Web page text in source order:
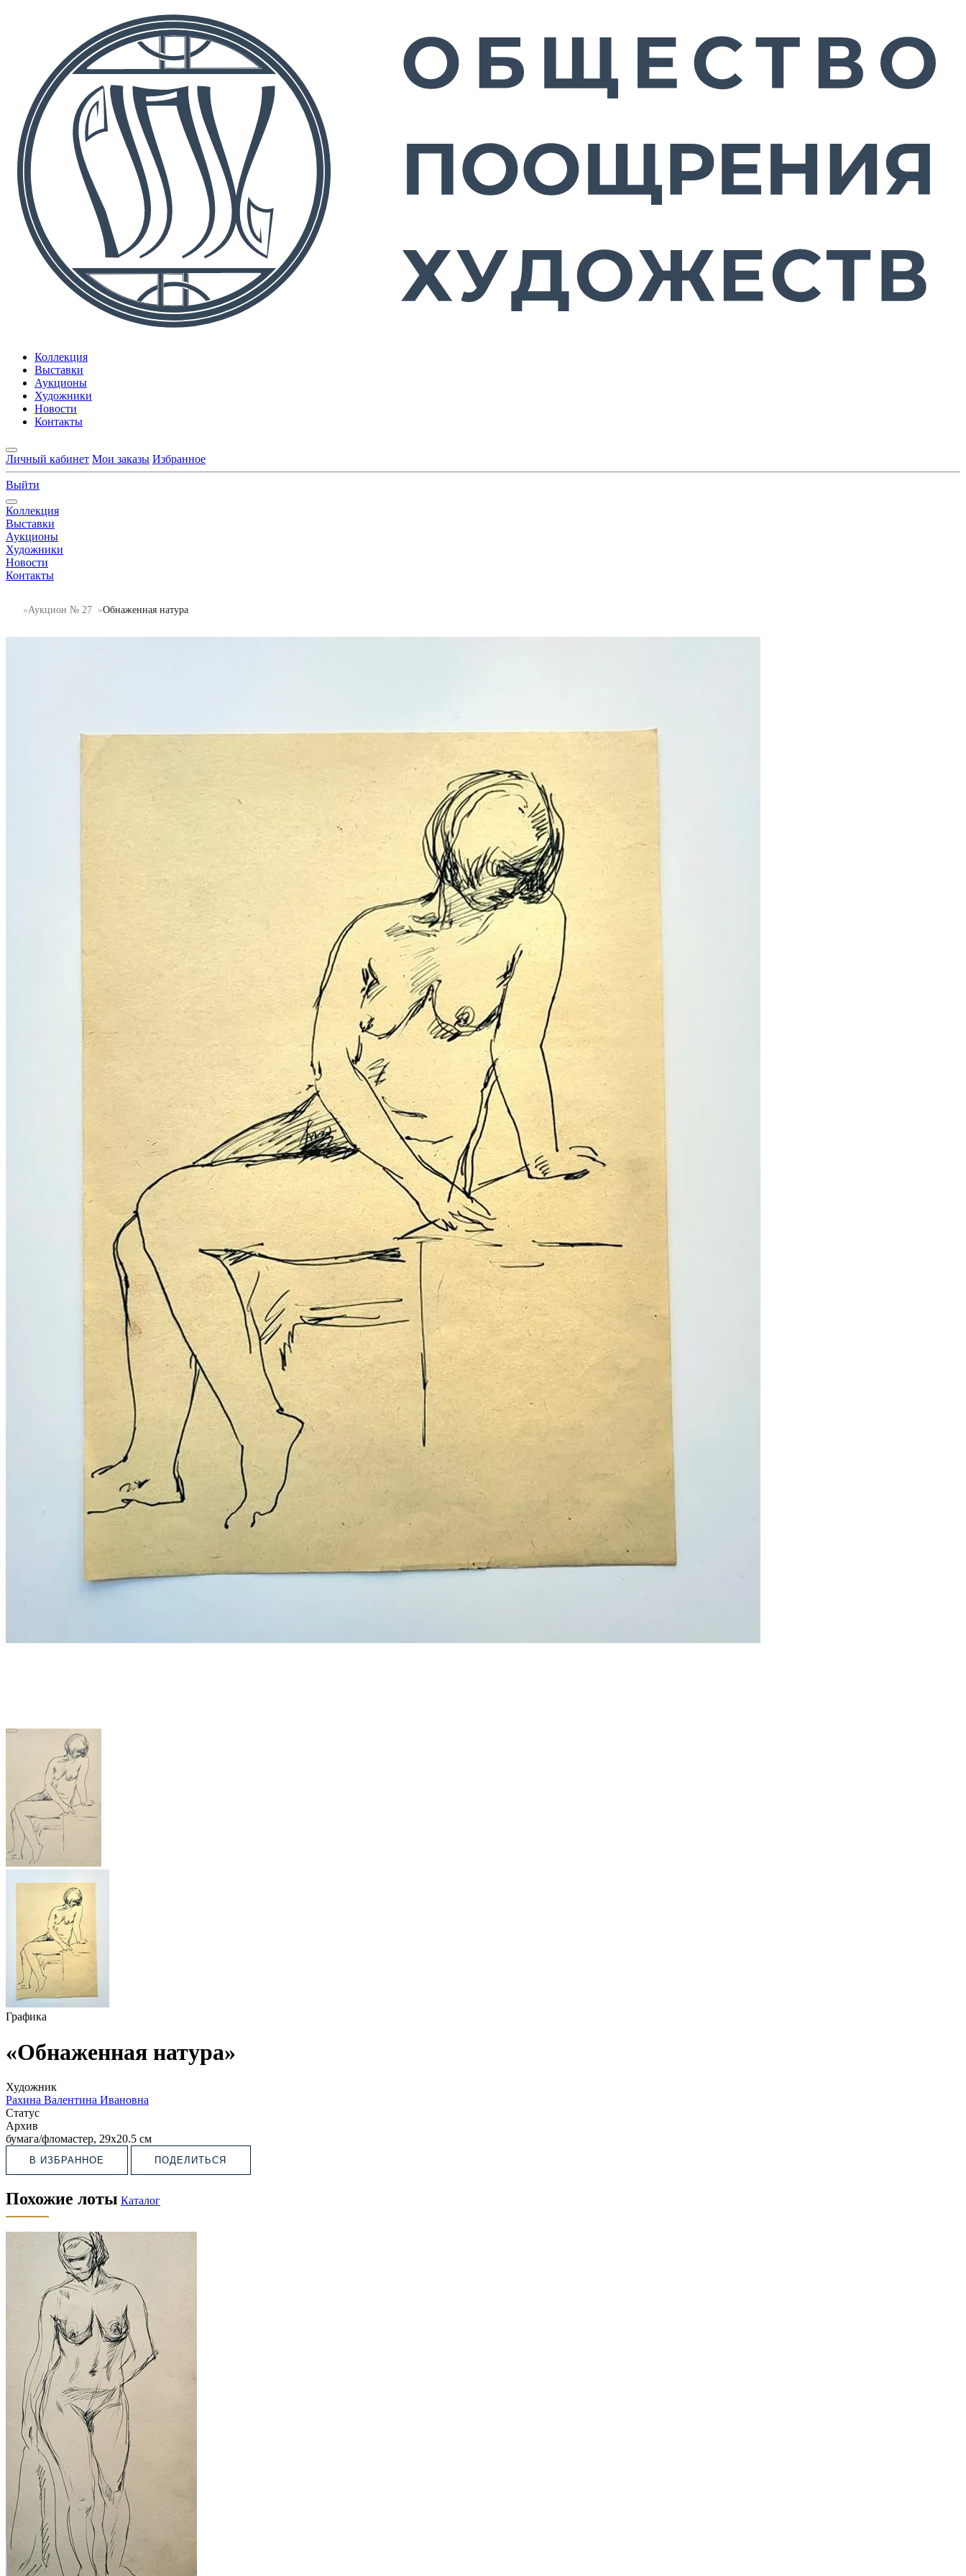
Коллекция
Выставки
Аукционы
Художники
Новости
Контакты
Личный кабинет Мои заказы Избранное
Выйти
Коллекция
Выставки
Аукционы
Художники
Новости
Контакты
Аукцион № 27 Обнаженная натура
Графика
«Обнаженная натура»
Художник
Рахина Валентина Ивановна
Статус
Архив
бумага/фломастер, 29х20.5 см
В ИЗБРАННОЕ ПОДЕЛИТЬСЯ
Похожие лоты Каталог